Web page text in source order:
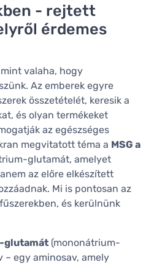
- rejtett
érdemes
valaha, hogy
Az emberek egyre
összetételét, keresik a
és olyan termékeket
az egészséges
megvitatott téma a MSG a
glutamát, amelyet
az előre elkészített
Mi is pontosan az
és kerülnünk
glutamát (mononátrium-
egy aminosav, amely